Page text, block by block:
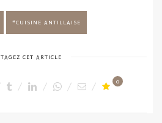
CUISINE ANTILLAISE
CET ARTICLE
0